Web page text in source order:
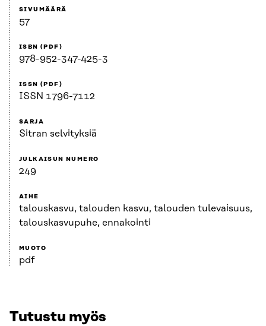
SIVUMÄÄRÄ
57
ISBN (PDF)
978-952-347-425-3
ISSN (PDF)
ISSN 1796-7112
SARJA
Sitran selvityksiä
JULKAISUN NUMERO
249
AIHE
talouskasvu, talouden kasvu, talouden tulevaisuus,
talouskasvupuhe, ennakointi
MUOTO
pdf
Tutustu myös